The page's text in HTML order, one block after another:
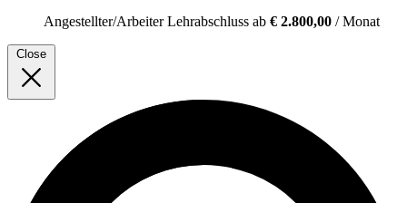
Angestellter/ArbeiterLehrabschluss ab € 2.800,00 / Monat
Close